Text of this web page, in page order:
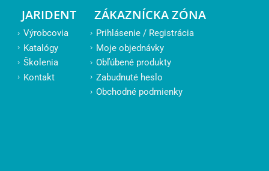
JARIDENT
Výrobcovia
Katalógy
Školenia
Kontakt
ZÁKAZNÍCKA ZÓNA
Prihlásenie / Registrácia
Moje objednávky
Obľúbené produkty
Zabudnuté heslo
Obchodné podmienky